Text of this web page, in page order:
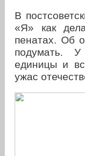
В
«Я» как
пенатах. Об
подумать.
единицы и
ужас